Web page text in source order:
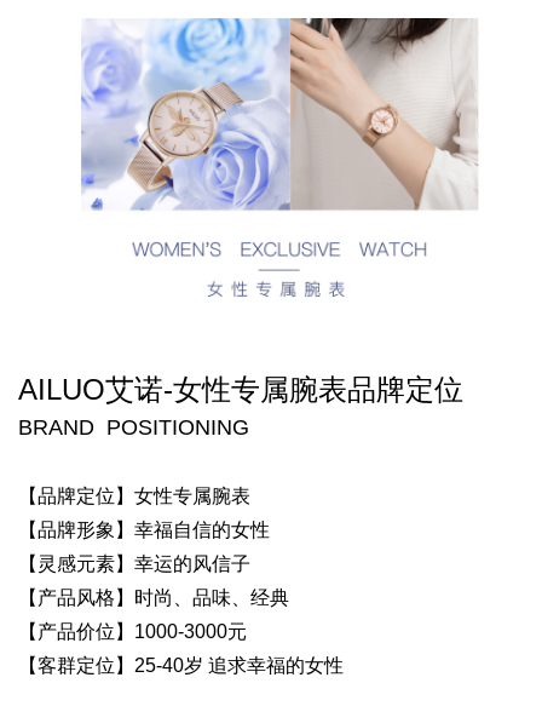
AILUO艾诺-女性专属腕表品牌定位
BRAND POSITIONING
【品牌定位】女性专属腕表
【品牌形象】幸福自信的女性
【灵感元素】幸运的风信子
【产品风格】时尚、品味、经典
【产品价位】1000-3000元
【客群定位】25-40岁 追求幸福的女性